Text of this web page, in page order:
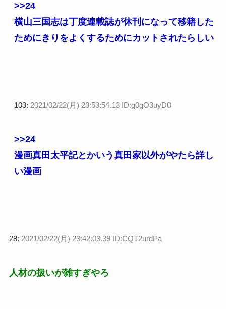
>>24
横山三国志は丁度連載誌が休刊になって移籍した
ためにきりをよくするためにカットされたらしい
103: 2021/02/22(月) 23:53:54.13 ID:g0gO3uyD0
>>24
漫画真田太平記とかいう真田家以外がやたら詳し
い漫画
28: 2021/02/22(月) 23:42:03.39 ID:CQT2urdPa
人材の扱いが雑すぎやろ